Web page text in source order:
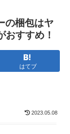
の梱包はヤ
おすすめ！
はてブ
2023.05.08